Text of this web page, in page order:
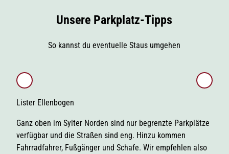
Unsere Parkplatz-Tipps
So kannst du eventuelle Staus umgehen
Lister Ellenbogen
Ganz oben im Sylter Norden sind nur begrenzte Parkplätze
verfügbar und die Straßen sind eng. Hinzu kommen
Fahrradfahrer, Fußgänger und Schafe. Wir empfehlen also